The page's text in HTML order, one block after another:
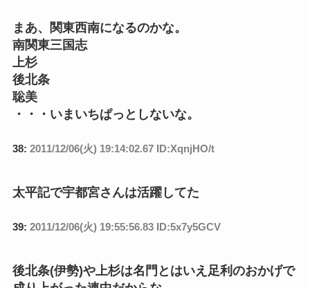
まあ、関東西南になるのかな。
南関東三国志
上杉
後北条
聡美
・・・いまいちぱっとしないな。
38: 2011/12/06(火) 19:14:02.67 ID:XqnjHO/t
太平記で宇都宮さんは活躍してた
39: 2011/12/06(火) 19:55:56.83 ID:5x7y5GCV
後北条(伊勢)や上杉は名門とはいえ足利のおかげで